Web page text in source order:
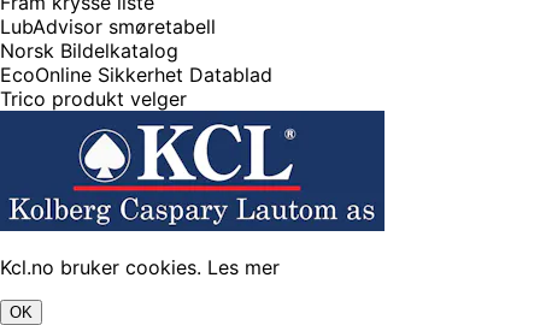
LubAdvisor smøretabell
Norsk Bildelkatalog
EcoOnline Sikkerhet Datablad
Trico produkt velger
Kcl.no bruker cookies. Les mer
OK